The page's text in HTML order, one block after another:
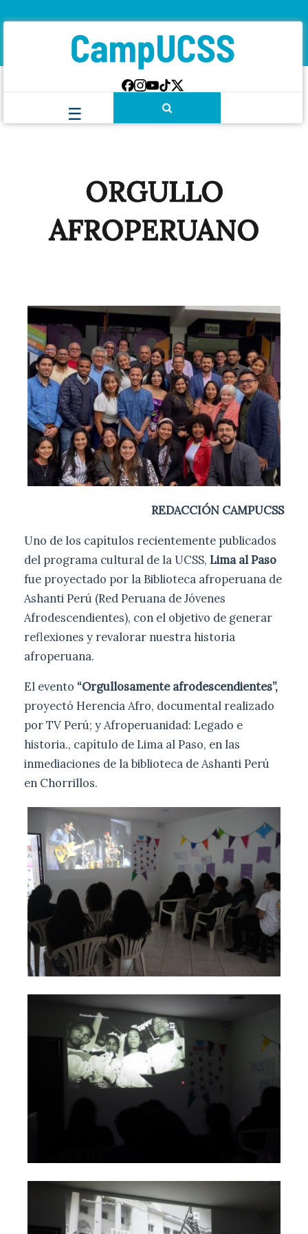
ORGULLO
AFROPERUANO
REDACCIÓN CAMPUCSS
Uno de los capítulos recientemente publicados
del programa cultural de la UCSS, Lima al Paso
fue proyectado por la Biblioteca afroperuana de
Ashanti Perú (Red Peruana de Jóvenes
Afrodescendientes), con el objetivo de generar
reflexiones y revalorar nuestra historia
afroperuana.
El evento “Orgullosamente afrodescendientes”,
proyectó Herencia Afro, documental realizado
por TV Perú; y Afroperuanidad: Legado e
historia., capítulo de Lima al Paso, en las
inmediaciones de la biblioteca de Ashanti Perú
en Chorrillos.